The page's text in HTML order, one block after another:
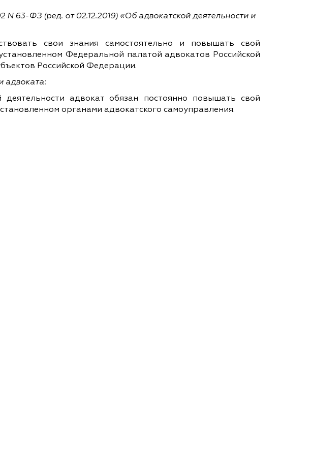
N 63-ФЗ (ред. от 02.12.2019) «Об адвокатской деятельности и
свои знания самостоятельно и повышать свой
Федеральной палатой адвокатов Российской
Российской Федерации.
адвоката:
деятельности адвокат обязан постоянно повышать свой
органами адвокатского самоуправления.